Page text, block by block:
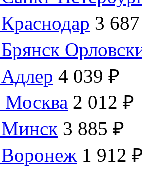
3
4 039 ₽
Москва 2 012 ₽
3 885 ₽
1 912